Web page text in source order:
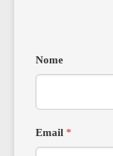
Nome
Email *